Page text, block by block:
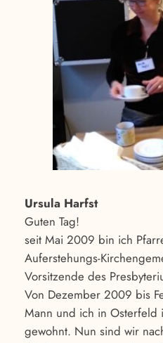
Ursula Harfst
Guten Tag!
seit Mai 2009 bin ich
Auferstehungs-
Vorsitzende des
Von Dezember 2009 bis
Mann und ich in Osterfeld
gewohnt. Nun sind wir